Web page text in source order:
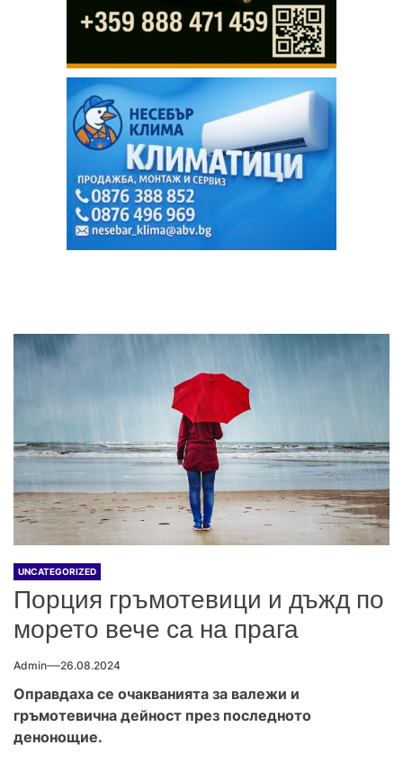
UNCATEGORIZED
Порция гръмотевици и дъжд по
морето вече са на прага
Admin 26.08.2024
Оправдаха се очакванията за валежи и
гръмотевична дейност през последното
денонощие.